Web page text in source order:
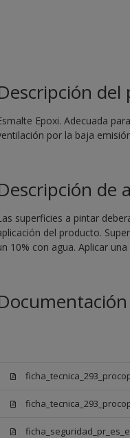
del
Epoxi. Adecuada
por la baja
de
superficies a pintar
del producto.
10% con agua. Aplicar